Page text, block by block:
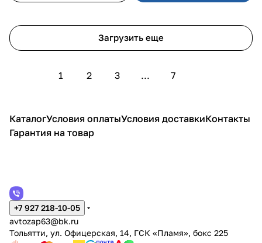
Загрузить еще
1 2 3 ... 7
КаталогУсловия оплатыУсловия доставкиКонтакты
Гарантия на товар
+7 927 218-10-05
avtozap63@bk.ru
Тольятти, ул. Офицерская, 14, ГСК «Пламя», бокс 225